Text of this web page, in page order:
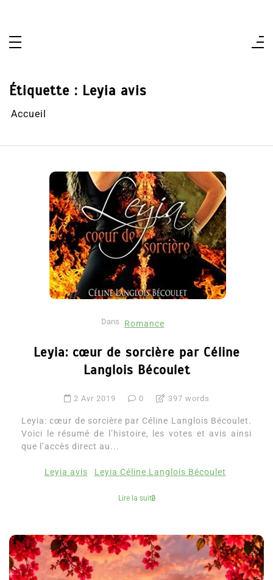
Étiquette : Leyia avis
Accueil
Dans Romance
Leyia: cœur de sorcière par Céline
Langlois Bécoulet
2 Avr 2019 0 397 words
Leyia: cœur de sorcière par Céline Langlois Bécoulet.
Voici le résumé de l’histoire, les votes et avis ainsi
que l’accès direct au...
Leyia avis Leyia Céline Langlois Bécoulet
Lire la suite